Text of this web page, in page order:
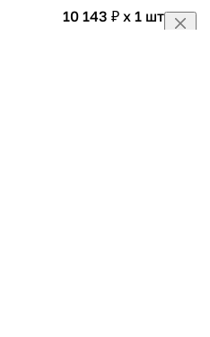
10 143 ₽ x 1 шт